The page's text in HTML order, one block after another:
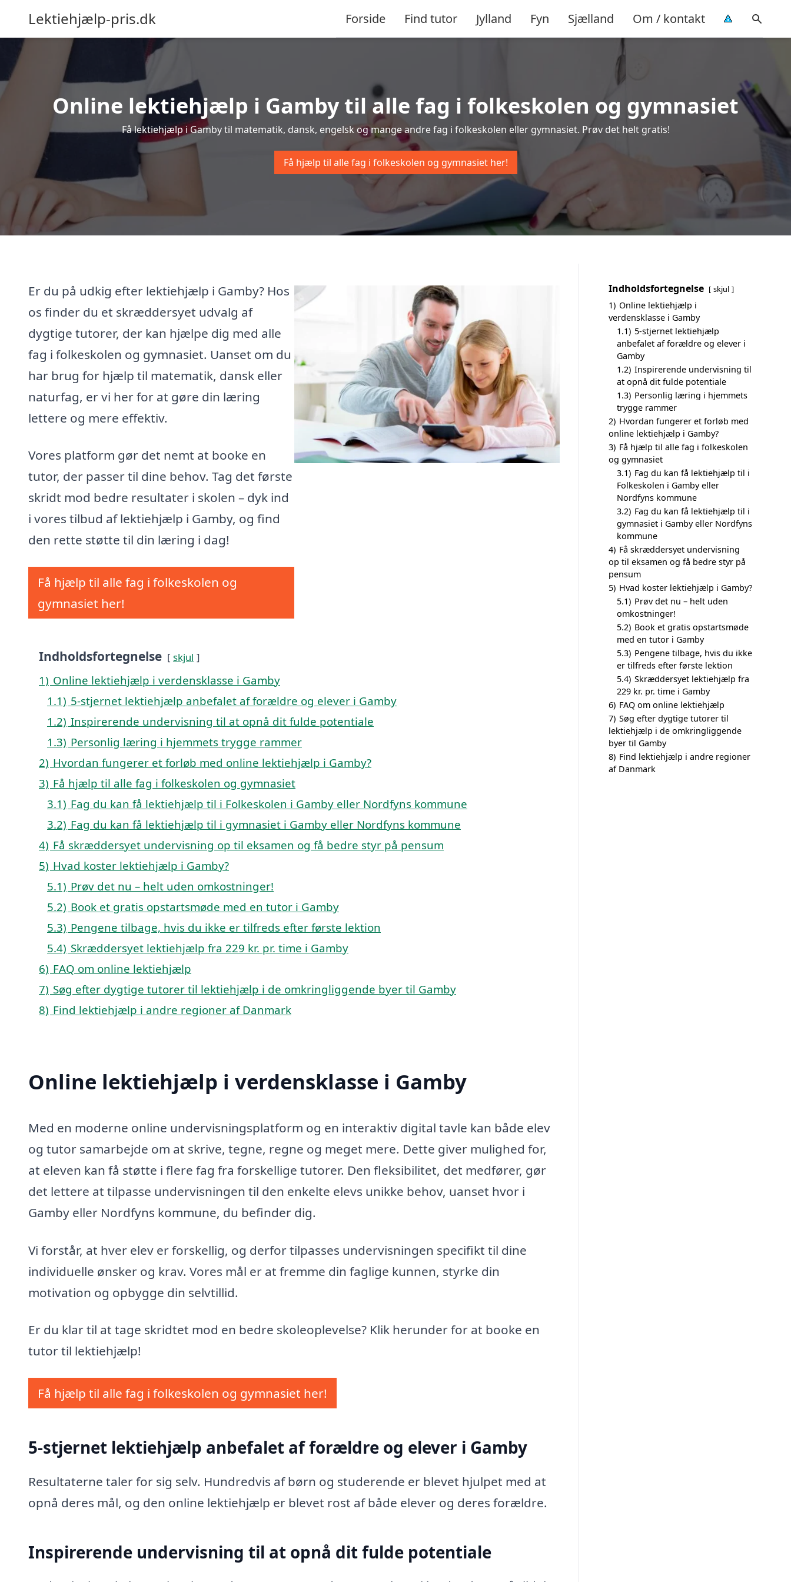
Lektiehjælp-pris.dk Forside Find tutor Jylland Fyn Sjælland Om / kontakt
Online lektiehjælp i Gamby til alle fag i folkeskolen og gymnasiet
Få lektiehjælp i Gamby til matematik, dansk, engelsk og mange andre fag i folkeskolen eller gymnasiet. Prøv det helt gratis!
Få hjælp til alle fag i folkeskolen og gymnasiet her!
Er du på udkig efter lektiehjælp i Gamby? Hos
os finder du et skræddersyet udvalg af
dygtige tutorer, der kan hjælpe dig med alle
fag i folkeskolen og gymnasiet. Uanset om du
har brug for hjælp til matematik, dansk eller
naturfag, er vi her for at gøre din læring
lettere og mere effektiv.
Vores platform gør det nemt at booke en
tutor, der passer til dine behov. Tag det første
skridt mod bedre resultater i skolen – dyk ind
i vores tilbud af lektiehjælp i Gamby, og find
den rette støtte til din læring i dag!
Få hjælp til alle fag i folkeskolen og
gymnasiet her!
Indholdsfortegnelse skjul
1) Online lektiehjælp i verdensklasse i Gamby
1.1) 5-stjernet lektiehjælp anbefalet af forældre og elever i Gamby
1.2) Inspirerende undervisning til at opnå dit fulde potentiale
1.3) Personlig læring i hjemmets trygge rammer
2) Hvordan fungerer et forløb med online lektiehjælp i Gamby?
3) Få hjælp til alle fag i folkeskolen og gymnasiet
3.1) Fag du kan få lektiehjælp til i Folkeskolen i Gamby eller Nordfyns kommune
3.2) Fag du kan få lektiehjælp til i gymnasiet i Gamby eller Nordfyns kommune
4) Få skræddersyet undervisning op til eksamen og få bedre styr på pensum
5) Hvad koster lektiehjælp i Gamby?
5.1) Prøv det nu – helt uden omkostninger!
5.2) Book et gratis opstartsmøde med en tutor i Gamby
5.3) Pengene tilbage, hvis du ikke er tilfreds efter første lektion
5.4) Skræddersyet lektiehjælp fra 229 kr. pr. time i Gamby
6) FAQ om online lektiehjælp
7) Søg efter dygtige tutorer til lektiehjælp i de omkringliggende byer til Gamby
8) Find lektiehjælp i andre regioner af Danmark
Online lektiehjælp i verdensklasse i Gamby
Med en moderne online undervisningsplatform og en interaktiv digital tavle kan både elev
og tutor samarbejde om at skrive, tegne, regne og meget mere. Dette giver mulighed for,
at eleven kan få støtte i flere fag fra forskellige tutorer. Den fleksibilitet, det medfører, gør
det lettere at tilpasse undervisningen til den enkelte elevs unikke behov, uanset hvor i
Gamby eller Nordfyns kommune, du befinder dig.
Vi forstår, at hver elev er forskellig, og derfor tilpasses undervisningen specifikt til dine
individuelle ønsker og krav. Vores mål er at fremme din faglige kunnen, styrke din
motivation og opbygge din selvtillid.
Er du klar til at tage skridtet mod en bedre skoleoplevelse? Klik herunder for at booke en
tutor til lektiehjælp!
Få hjælp til alle fag i folkeskolen og gymnasiet her!
5-stjernet lektiehjælp anbefalet af forældre og elever i Gamby
Resultaterne taler for sig selv. Hundredvis af børn og studerende er blevet hjulpet med at
opnå deres mål, og den online lektiehjælp er blevet rost af både elever og deres forældre.
Inspirerende undervisning til at opnå dit fulde potentiale
Indholdsfortegnelse skjul
1) Online lektiehjælp i
verdensklasse i Gamby
1.1) 5-stjernet lektiehjælp
anbefalet af forældre og elever i
Gamby
1.2) Inspirerende undervisning til
at opnå dit fulde potentiale
1.3) Personlig læring i hjemmets
trygge rammer
2) Hvordan fungerer et forløb med
online lektiehjælp i Gamby?
3) Få hjælp til alle fag i folkeskolen
og gymnasiet
3.1) Fag du kan få lektiehjælp til i
Folkeskolen i Gamby eller
Nordfyns kommune
3.2) Fag du kan få lektiehjælp til i
gymnasiet i Gamby eller Nordfyns
kommune
4) Få skræddersyet undervisning
op til eksamen og få bedre styr på
pensum
5) Hvad koster lektiehjælp i Gamby?
5.1) Prøv det nu – helt uden
omkostninger!
5.2) Book et gratis opstartsmøde
med en tutor i Gamby
5.3) Pengene tilbage, hvis du ikke
er tilfreds efter første lektion
5.4) Skræddersyet lektiehjælp fra
229 kr. pr. time i Gamby
6) FAQ om online lektiehjælp
7) Søg efter dygtige tutorer til
lektiehjælp i de omkringliggende
byer til Gamby
8) Find lektiehjælp i andre regioner
af Danmark